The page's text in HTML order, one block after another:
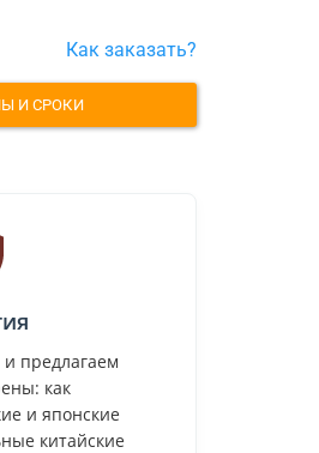
Как заказать?
И СРОКИ
предлагаем
как
и японские
китайские